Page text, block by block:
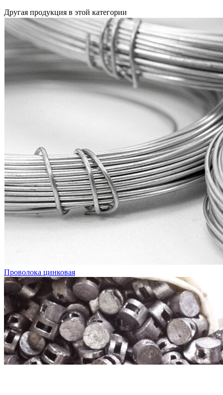
Другая продукция в этой категории
Проволока цинковая